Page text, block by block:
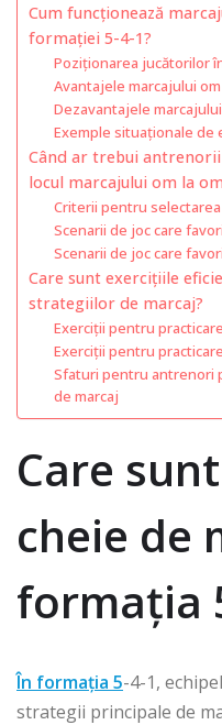
Cum funcționează
formației 5-4-1?
Poziționarea jucătorilor
Avantajele marcajului
Dezavantajele
Exemple situaționale de
Când ar trebui
locul marcajului om la
Criterii pentru
Scenarii de joc care
Scenarii de joc care
Care sunt exercițiile
strategiilor de marcaj?
Exerciții pentru
Exerciții pentru
Sfaturi pentru antrenori
de marcaj
Care
cheie de
formația
În formația 5-4-1,
strategii principale de